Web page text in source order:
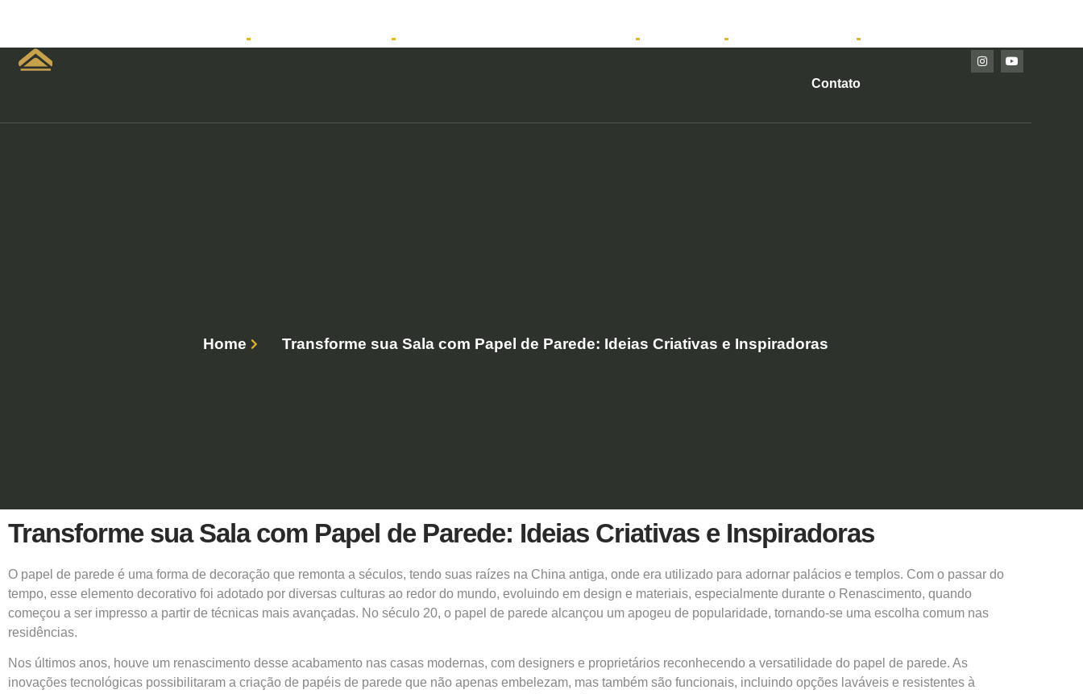
Contato
Home Transforme sua Sala com Papel de Parede: Ideias Criativas e Inspiradoras
Transforme sua Sala com Papel de Parede: Ideias Criativas e Inspiradoras
O papel de parede é uma forma de decoração que remonta a séculos, tendo suas raízes na China antiga, onde era utilizado para adornar palácios e templos. Com o passar do
tempo, esse elemento decorativo foi adotado por diversas culturas ao redor do mundo, evoluindo em design e materiais, especialmente durante o Renascimento, quando
começou a ser impresso a partir de técnicas mais avançadas. No século 20, o papel de parede alcançou um apogeu de popularidade, tornando-se uma escolha comum nas
residências.
Nos últimos anos, houve um renascimento desse acabamento nas casas modernas, com designers e proprietários reconhecendo a versatilidade do papel de parede. As
inovações tecnológicas possibilitaram a criação de papéis de parede que não apenas embelezam, mas também são funcionais, incluindo opções laváveis e resistentes à